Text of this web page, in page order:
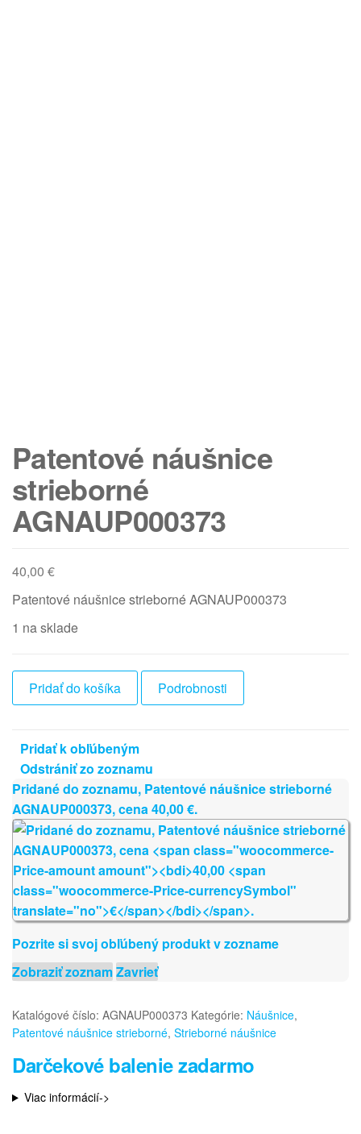
Patentové náušnice
strieborné
AGNAUP000373
40,00 €
Patentové náušnice strieborné AGNAUP000373
1 na sklade
množstvo
Patentové
strieborné
AGNAUP000373
Pridať do košíka Podrobnosti
Pridať k obľúbeným
Odstrániť zo zoznamu
Pridané do zoznamu, Patentové náušnice strieborné
AGNAUP000373, cena40,00€.
Pozrite si svoj obľúbený produkt v zozname
Zobraziť zoznamZavrieť
Katalógové číslo: AGNAUP000373 Kategórie: Náušnice,
Patentové náušnice strieborné, Strieborné náušnice
Darčekové balenie zadarmo
Viac informácií->